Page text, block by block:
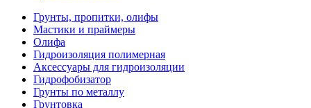
Грунты, пропитки, олифы
Мастики и праймеры
Олифа
Гидроизоляция полимерная
Аксессуары для гидроизоляции
Гидрофобизатор
Грунты по металлу
Грунтовка